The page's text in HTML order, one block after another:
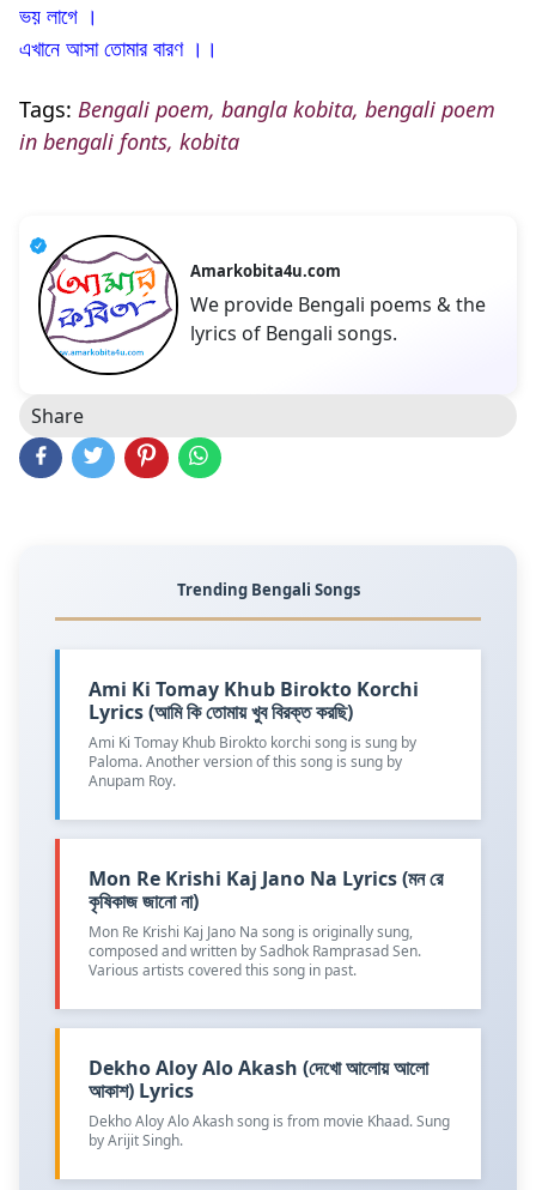
ভয় লাগে ।
এখানে আসা তোমার বারণ ।।
Tags: Bengali poem, bangla kobita, bengali poem
in bengali fonts, kobita
Amarkobita4u.com
We provide Bengali poems & the
lyrics of Bengali songs.
Share
Trending Bengali Songs
Ami Ki Tomay Khub Birokto Korchi
Lyrics (আমি কি তোমায় খুব বিরক্ত করছি)
Ami Ki Tomay Khub Birokto korchi song is sung by
Paloma. Another version of this song is sung by
Anupam Roy.
Mon Re Krishi Kaj Jano Na Lyrics (মন রে
কৃষিকাজ জানো না)
Mon Re Krishi Kaj Jano Na song is originally sung,
composed and written by Sadhok Ramprasad Sen.
Various artists covered this song in past.
Dekho Aloy Alo Akash (দেখো আলোয় আলো
আকাশ) Lyrics
Dekho Aloy Alo Akash song is from movie Khaad. Sung
by Arijit Singh.